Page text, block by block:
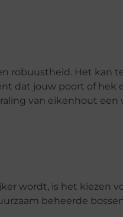
robuustheid. Het kan
dat jouw poort of hek
van eikenhout
wordt, is het kiezen
beheerde